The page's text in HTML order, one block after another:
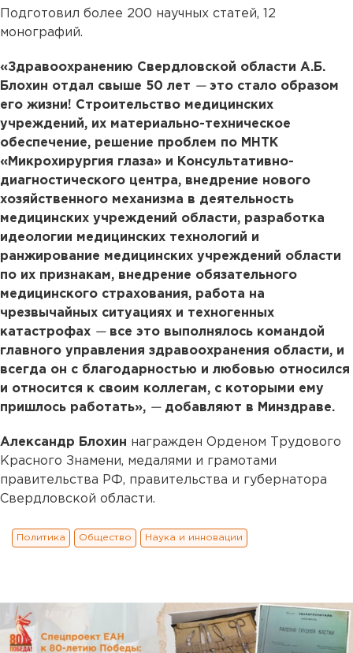
Подготовил более 200 научных статей, 12
монографий.
«Здравоохранению Свердловской области А.Б.
Блохин отдал свыше 50 лет —это стало образом
его жизни! Строительство медицинских
учреждений, их материально-техническое
обеспечение, решение проблем по МНТК
«Микрохирургия глаза» и Консультативно-
диагностического центра, внедрение нового
хозяйственного механизма в деятельность
медицинских учреждений области, разработка
идеологии медицинских технологий и
ранжирование медицинских учреждений области
по их признакам, внедрение обязательного
медицинского страхования, работа на
чрезвычайных ситуациях и техногенных
катастрофах —все это выполнялось командой
главного управления здравоохранения области, и
всегда он с благодарностью и любовью относился
и относится к своим коллегам, с которыми ему
пришлось работать», —добавляют в Минздраве.
Александр Блохин награжден Орденом Трудового
Красного Знамени, медалями и грамотами
правительства РФ, правительства и губернатора
Свердловской области.
Политика Общество Наука и инновации